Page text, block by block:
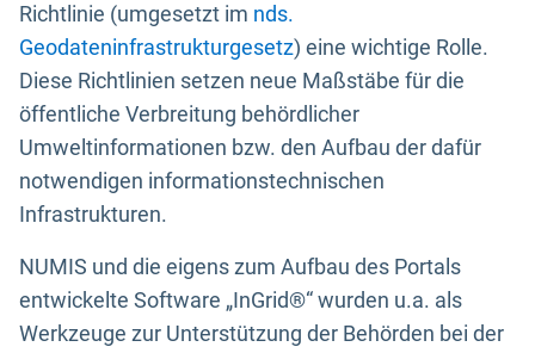
Richtlinie (umgesetzt im nds.
Geodateninfrastrukturgesetz) eine wichtige Rolle.
Diese Richtlinien setzen neue Maßstäbe für die
öffentliche Verbreitung behördlicher
Umweltinformationen bzw. den Aufbau der dafür
notwendigen informationstechnischen
Infrastrukturen.
NUMIS und die eigens zum Aufbau des Portals
entwickelte Software „InGrid®“ wurden u.a. als
Werkzeuge zur Unterstützung der Behörden bei der